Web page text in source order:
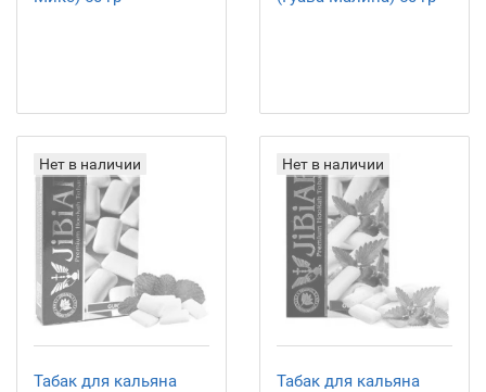
Нет в наличии
Табак для кальяна
Нет в наличии
Табак для кальяна